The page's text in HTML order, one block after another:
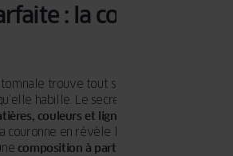
: la couronne et
trouve tout son sens lorsqu’elle
habille. Le secret d’une entrée réussie
couleurs et lignes
couronne en révèle la personnalité sans
composition à part entière